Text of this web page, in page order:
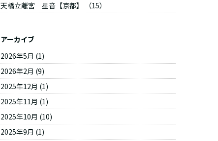
天橋立離宮 星音【京都】 （15）
アーカイブ
2026年5月 (1)
2026年2月 (9)
2025年12月 (1)
2025年11月 (1)
2025年10月 (10)
2025年9月 (1)